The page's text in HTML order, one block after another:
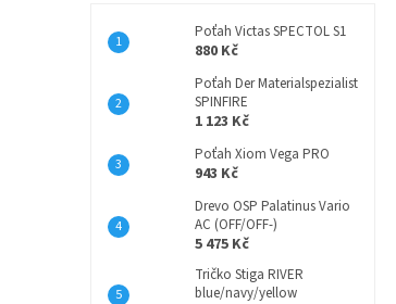
Poťah Victas SPECTOL S1
880 Kč
Poťah Der Materialspezialist
SPINFIRE
1 123 Kč
Poťah Xiom Vega PRO
943 Kč
Drevo OSP Palatinus Vario
AC (OFF/OFF-)
5 475 Kč
Tričko Stiga RIVER
blue/navy/yellow